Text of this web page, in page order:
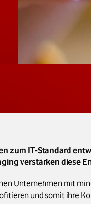
zum IT‑Standard
verstärken diese
Unternehmen mit
und somit ihre